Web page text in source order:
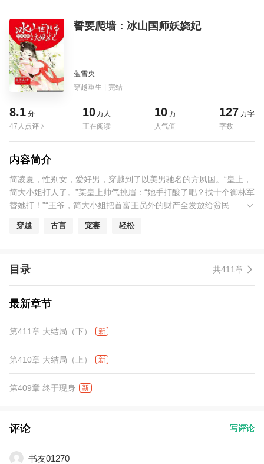
誓要爬墙：冰山国师妖娆妃
蓝雪央
穿越重生 | 完结
8.1 分
47人点评
10万人
正在阅读
10 万
人气值
127 万字
字数
内容简介
简凌夏，性别女，爱好男，穿越到了以美男驰名的方夙国。“皇上，
简大小姐打人了。”某皇上帅气挑眉：“她手打酸了吧？找十个御林军
替她打！”“王爷，简大小姐把首富王员外的财产全发放给贫民
有几处府邸，金银珠宝全给她送去。”只是……这少年是怎么回事，
啊。”“……”
穿越 古言 宠妻 轻松
目录 共411章
最新章节
第411章 大结局（下） 新
第410章 大结局（上） 新
第409章 终于现身 新
评论 写评论
书友01270